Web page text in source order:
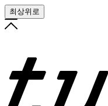
최상위로